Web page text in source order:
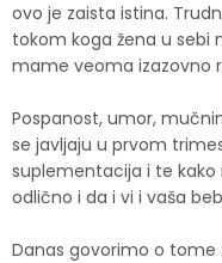
ovo je zaista istina.
tokom koga žena u sebi
mame veoma izazovno
Pospanost, umor,
se javljaju u prvom
suplementacija i te
odlično i da i vi i vaša
Danas govorimo o tome